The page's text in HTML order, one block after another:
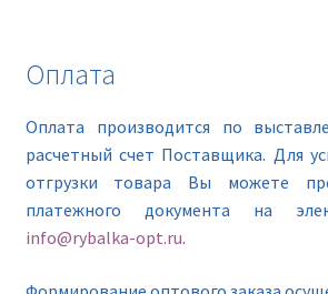
Оплата
Оплата производится по
расчетный счет Поставщика. Для
отгрузки товара Вы можете
платежного документа на
info@rybalka-opt.ru.